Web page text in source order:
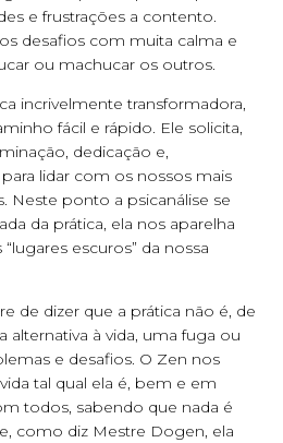
e frustrações a contento.
desafios com muita calma e
ou machucar os outros.
incrivelmente transformadora,
fácil e rápido. Ele solicita,
dedicação e,
lidar com os nossos mais
Neste ponto a psicanálise se
da prática, ela nos aparelha
escuros” da nossa
de dizer que a prática não é, de
alternativa à vida, uma fuga ou
e desafios. O Zen nos
tal qual ela é, bem e em
todos, sabendo que nada é
como diz Mestre Dogen, ela